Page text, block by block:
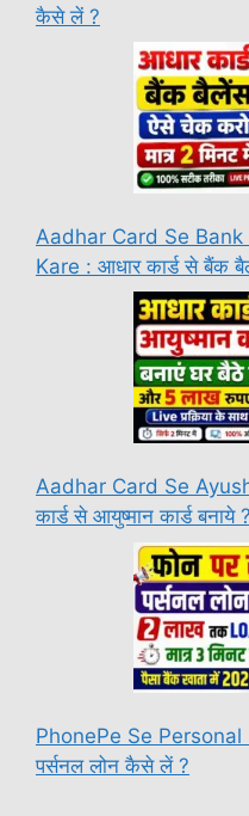
कैसे लें ?
Aadhar Card Se
Kare : आधार कार्ड से बैंक
Aadhar Card Se
कार्ड से आयुष्मान कार्ड बनाये ?
PhonePe Se
पर्सनल लोन कैसे लें ?